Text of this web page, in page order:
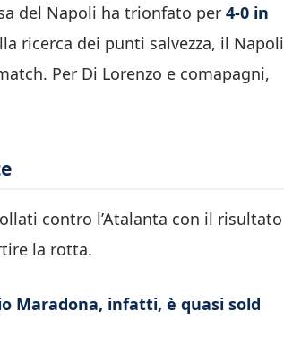
del Napoli ha trionfato per 4-0 in
ricerca dei punti salvezza, il Napoli
Per Di Lorenzo e comapagni,
contro l’Atalanta con il risultato
la rotta.
Maradona, infatti, è quasi sold